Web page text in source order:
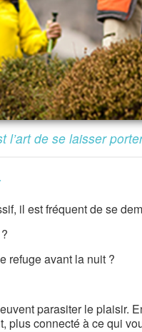
l’art de se laisser
il est fréquent de se
refuge avant la nuit ?
parasiter le plaisir.
plus connecté à ce qui